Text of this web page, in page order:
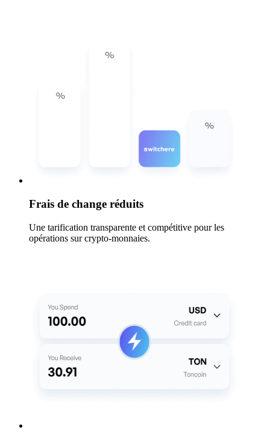
Frais de change réduits
Une tarification transparente et compétitive pour les
opérations sur crypto-monnaies.